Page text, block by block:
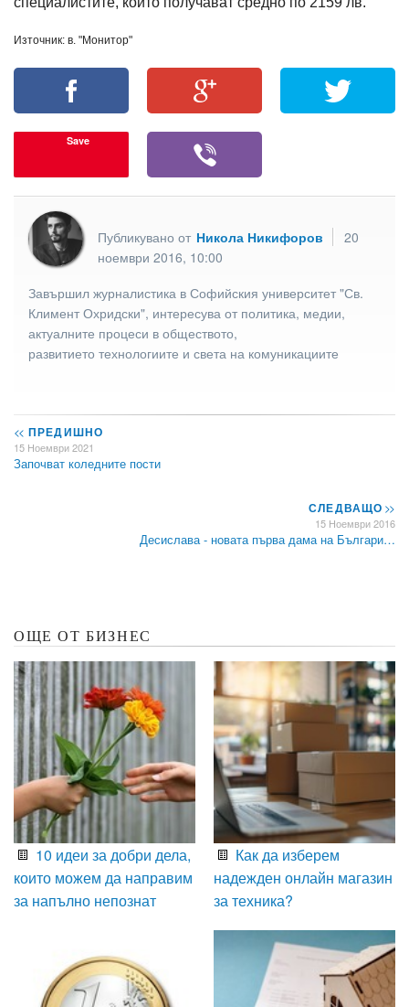
Източник: в. "Монитор"
Save
Публикувано от Никола Никифоров
20
ноември 2016, 10:00
Завършил журналистика в Софийския университет "Св.
Климент Охридски", интересува от политика, медии,
актуалните процеси в обществото,
развитието технологиите и света на комуникациите
<< ПРЕДИШНО
15 Ноември 2021
Започват коледните пости
СЛЕДВАЩО>>
15 Ноември 2016
Десислава - новата първа дама на Българи…
ОЩЕ ОТ БИЗНЕС
10 идеи за добри дела,
които можем да направим
за напълно непознат
Как да изберем
надежден онлайн магазин
за техника?